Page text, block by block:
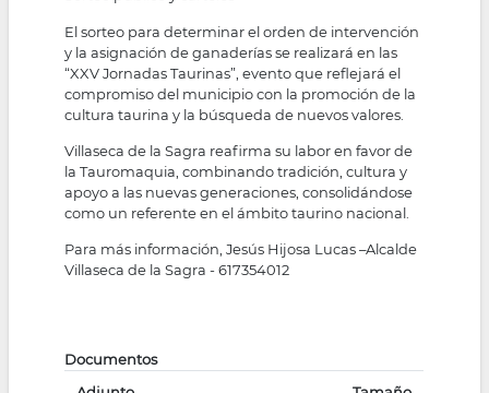
El sorteo para determinar el orden de intervención
y la asignación de ganaderías se realizará en las
“XXV Jornadas Taurinas”, evento que reflejará el
compromiso del municipio con la promoción de la
cultura taurina y la búsqueda de nuevos valores.
Villaseca de la Sagra reafirma su labor en favor de
la Tauromaquia, combinando tradición, cultura y
apoyo a las nuevas generaciones, consolidándose
como un referente en el ámbito taurino nacional.
Para más información, Jesús Hijosa Lucas –Alcalde
Villaseca de la Sagra - 617354012
Documentos